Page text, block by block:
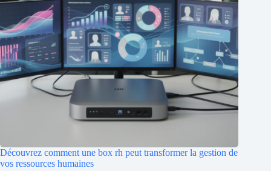
Découvrez comment une box rh peut transformer la gestion de
vos ressources humaines